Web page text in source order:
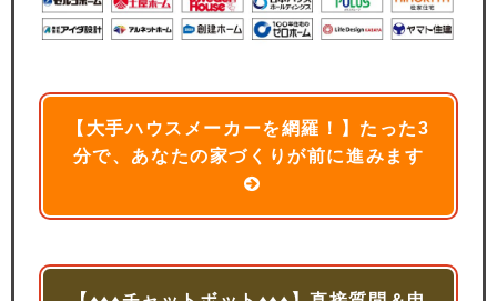
【大手ハウスメーカーを網羅！】たった3
分で、あなたの家づくりが前に進みます